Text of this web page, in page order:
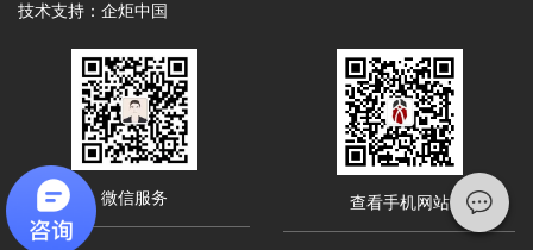
技术支持： 企炬中国
微信服务 查看手机网站